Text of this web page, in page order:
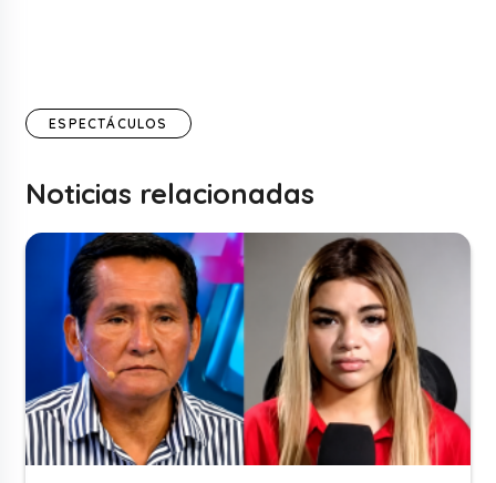
ESPECTÁCULOS
Noticias relacionadas